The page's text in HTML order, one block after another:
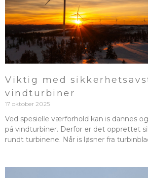
Viktig med
vindturbiner
17 oktober 2025
Ved spesielle værforhold kan is dannes
på vindturbiner. Derfor er det opprettet
rundt turbinene. Når is løsner fra